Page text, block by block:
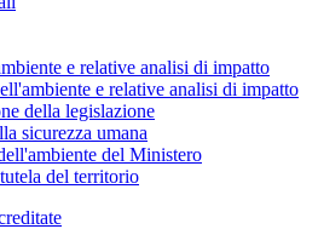
e relative analisi di impatto
e relative analisi di impatto
della legislazione
sicurezza umana
del Ministero
del territorio